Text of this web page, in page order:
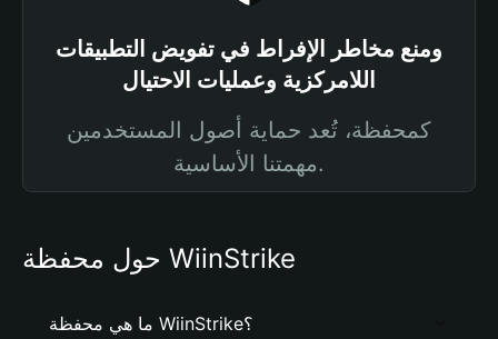
ومنع مخاطر الإفراط في تفويض التطبيقات
اللامركزية وعمليات الاحتيال
كمحفظة، تُعد حماية أصول المستخدمين
مهمتنا الأساسية.
حول محفظة WiinStrike
ما هي محفظة WiinStrike؟